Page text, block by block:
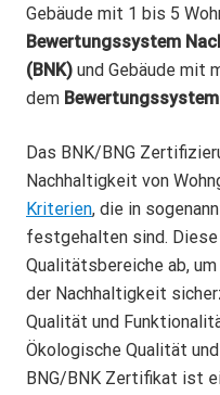
Gebäude mit 1 bis 5
Bewertungssystem
(BNK) und Gebäude mit
dem
Das BNK/BNG
Nachhaltigkeit von
Kriterien, die in
festgehalten sind.
Qualitätsbereiche ab,
der Nachhaltigkeit
Qualität und
Ökologische Qualität
BNG/BNK Zertifikat ist